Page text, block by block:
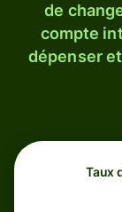
de
compte
dépenser
Taux